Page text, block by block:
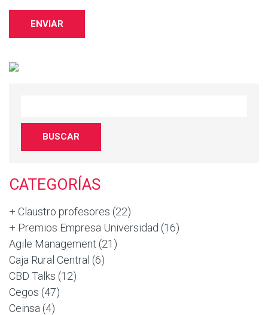
CATEGORÍAS
+ Claustro profesores (22)
+ Premios Empresa Universidad (16)
Agile Management (21)
Caja Rural Central (6)
CBD Talks (12)
Cegos (47)
Ceinsa (4)